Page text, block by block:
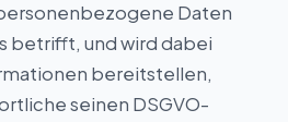
Daten
betrifft, und wird dabei
bereitstellen,
seinen DSGVO-